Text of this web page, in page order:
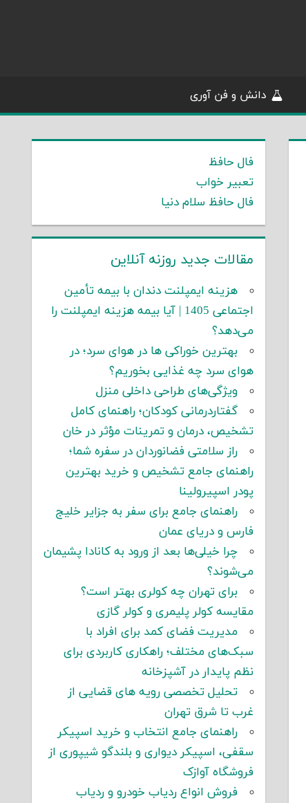
دانش و فن آوری
فال حافظ
تعبیر خواب
فال حافظ سلام دنیا
مقالات جدید روزنه آنلاین
هزینه ایمپلنت دندان با بیمه تأمین
اجتماعی 1405 | آیا بیمه هزینه ایمپلنت را
می‌دهد؟
بهترین خوراکی ها در هوای سرد؛ در
هوای سرد چه غذایی بخوریم؟
ویژگی‌های طراحی داخلی منزل
گفتاردرمانی کودکان؛ راهنمای کامل
تشخیص، درمان و تمرینات مؤثر در خان
راز سلامتی فضانوردان در سفره شما؛
راهنمای جامع تشخیص و خرید بهترین
پودر اسپیرولینا
راهنمای جامع برای سفر به جزایر خلیج
فارس و دریای عمان
چرا خیلی‌ها بعد از ورود به کانادا پشیمان
می‌شوند؟
برای تهران چه کولری بهتر است؟
مقایسه کولر پلیمری و کولر گازی
مدیریت فضای کمد برای افراد با
سبک‌های مختلف؛ راهکاری کاربردی برای
نظم پایدار در آشپزخانه
تحلیل تخصصی رویه های قضایی از
غرب تا شرق تهران
راهنمای جامع انتخاب و خرید اسپیکر
سقفی، اسپیکر دیواری و بلندگو شیپوری از
فروشگاه آوازک
فروش انواع ردیاب خودرو و ردیاب